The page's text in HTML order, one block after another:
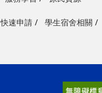
快速申請
學生宿舍相關